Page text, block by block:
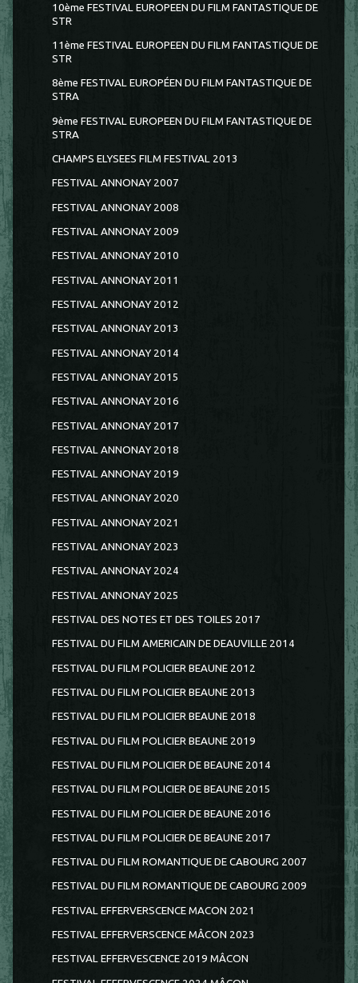
10ème FESTIVAL EUROPEEN DU FILM FANTASTIQUE DE
STR
11ème FESTIVAL EUROPEEN DU FILM FANTASTIQUE DE
STR
8ème FESTIVAL EUROPÉEN DU FILM FANTASTIQUE DE
STRA
9ème FESTIVAL EUROPEEN DU FILM FANTASTIQUE DE
STRA
CHAMPS ELYSEES FILM FESTIVAL 2013
FESTIVAL ANNONAY 2007
FESTIVAL ANNONAY 2008
FESTIVAL ANNONAY 2009
FESTIVAL ANNONAY 2010
FESTIVAL ANNONAY 2011
FESTIVAL ANNONAY 2012
FESTIVAL ANNONAY 2013
FESTIVAL ANNONAY 2014
FESTIVAL ANNONAY 2015
FESTIVAL ANNONAY 2016
FESTIVAL ANNONAY 2017
FESTIVAL ANNONAY 2018
FESTIVAL ANNONAY 2019
FESTIVAL ANNONAY 2020
FESTIVAL ANNONAY 2021
FESTIVAL ANNONAY 2023
FESTIVAL ANNONAY 2024
FESTIVAL ANNONAY 2025
FESTIVAL DES NOTES ET DES TOILES 2017
FESTIVAL DU FILM AMERICAIN DE DEAUVILLE 2014
FESTIVAL DU FILM POLICIER BEAUNE 2012
FESTIVAL DU FILM POLICIER BEAUNE 2013
FESTIVAL DU FILM POLICIER BEAUNE 2018
FESTIVAL DU FILM POLICIER BEAUNE 2019
FESTIVAL DU FILM POLICIER DE BEAUNE 2014
FESTIVAL DU FILM POLICIER DE BEAUNE 2015
FESTIVAL DU FILM POLICIER DE BEAUNE 2016
FESTIVAL DU FILM POLICIER DE BEAUNE 2017
FESTIVAL DU FILM ROMANTIQUE DE CABOURG 2007
FESTIVAL DU FILM ROMANTIQUE DE CABOURG 2009
FESTIVAL EFFERVERSCENCE MACON 2021
FESTIVAL EFFERVERSCENCE MÂCON 2023
FESTIVAL EFFERVESCENCE 2019 MÂCON